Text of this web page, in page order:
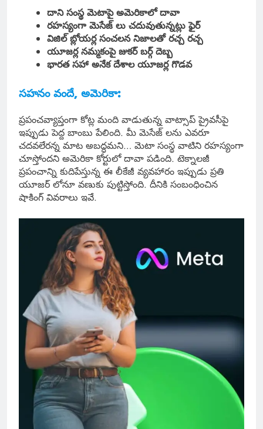
దాని సంస్థ మెటాపై అమెరికాలో దావా
రహస్యంగా మెసేజ్ లు చదువుతున్నట్లు ఫైర్
విజిల్ బ్లోయర్ల సంచలన నిజాలతో రచ్చ రచ్చ
యూజర్ల నమ్మకంపై జుకర్ బర్గ్ దెబ్బ
భారత సహా అనేక దేశాల యూజర్ల గొడవ
సహనం వందే, అమెరికా:
ప్రపంచవ్యాప్తంగా కోట్ల మంది వాడుతున్న వాట్సాప్ ప్రైవసీపై
ఇప్పుడు పెద్ద బాంబు పేలింది. మీ మెసేజ్ లను ఎవరూ
చదవలేరన్న మాట అబద్ధమని… మెటా సంస్థ వాటిని రహస్యంగా
చూస్తోందని అమెరికా కోర్టులో దావా పడింది. టెక్నాలజీ
ప్రపంచాన్ని కుదిపేస్తున్న ఈ లీకేజీ వ్యవహారం ఇప్పుడు ప్రతి
యూజర్ లోనూ వణుకు పుట్టిస్తోంది. దీనికి సంబంధించిన
షాకింగ్ వివరాలు ఇవే.